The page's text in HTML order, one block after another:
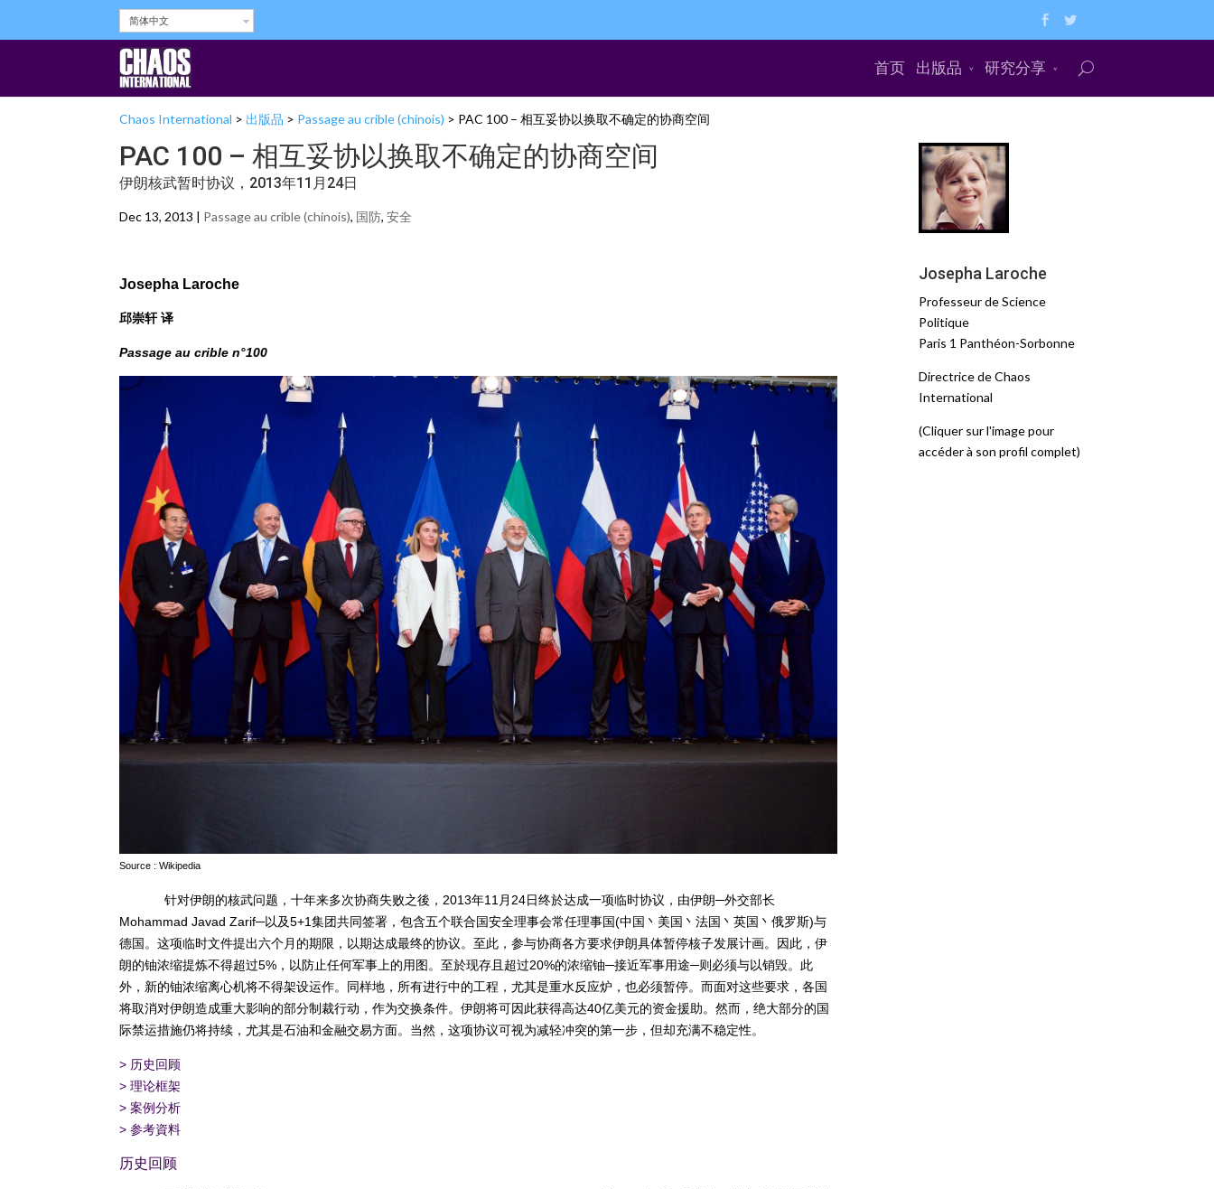
简体中文
首页 出版品 研究分享
Chaos International > 出版品 > Passage au crible (chinois) > PAC 100 – 相互妥协以换取不确定的协商空间
PAC 100 – 相互妥协以换取不确定的协商空间
伊朗核武暂时协议，2013年11月24日
Dec 13, 2013 | Passage au crible (chinois), 国防, 安全
Josepha Laroche
邱崇轩 译
Passage au crible n°100
Source : Wikipedia
针对伊朗的核武问题，十年来多次协商失败之後，2013年11月24日终於达成一项临时协议，由伊朗─外交部长
Mohammad Javad Zarif─以及5+1集团共同签署，包含五个联合国安全理事会常任理事国(中国丶美国丶法国丶英国丶俄罗斯)与
德国。这项临时文件提出六个月的期限，以期达成最终的协议。至此，参与协商各方要求伊朗具体暂停核子发展计画。因此，伊
朗的铀浓缩提炼不得超过5%，以防止任何军事上的用图。至於现存且超过20%的浓缩铀─接近军事用途─则必须与以销毁。此
外，新的铀浓缩离心机将不得架设运作。同样地，所有进行中的工程，尤其是重水反应炉，也必须暂停。而面对这些要求，各国
将取消对伊朗造成重大影响的部分制裁行动，作为交换条件。伊朗将可因此获得高达40亿美元的资金援助。然而，绝大部分的国
际禁运措施仍将持续，尤其是石油和金融交易方面。当然，这项协议可视为减轻冲突的第一步，但却充满不稳定性。
> 历史回顾
> 理论框架
> 案例分析
> 参考資料
历史回顾
Josepha Laroche
Professeur de Science
Politique
Paris 1 Panthéon-Sorbonne
Directrice de Chaos
International
(Cliquer sur l'image pour
accéder à son profil complet)